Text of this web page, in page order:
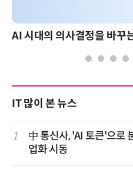
IT 많이 본 뉴스
1
中 통신사, 'AI 토큰'으로
업화 시동